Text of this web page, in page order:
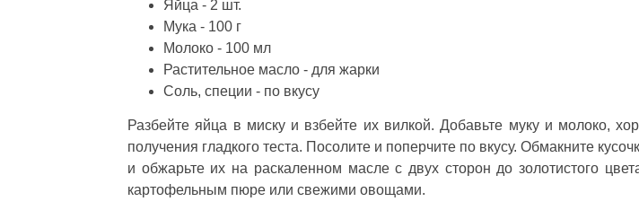
Яйца - 2 шт.
Мука - 100 г
Молоко - 100 мл
Растительное масло - для жарки
Соль, специи - по вкусу
Разбейте яйца в миску и взбейте их вилкой. Добавьте муку и молоко,
получения гладкого теста. Посолите и поперчите по вкусу. Обмакните
и обжарьте их на раскаленном масле с двух сторон до золотистого
картофельным пюре или свежими овощами.